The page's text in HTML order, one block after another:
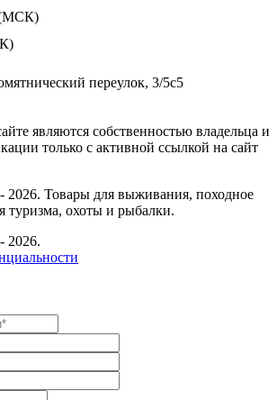
переулок, 3/5с5
являются собственностью владельца и
только с активной ссылкой на сайт
2026. Товары для выживания, походное
туризма, охоты и рыбалки.
2026.